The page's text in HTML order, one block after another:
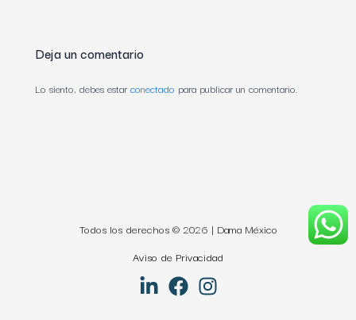
Deja un comentario
Lo siento, debes estarconectado para publicar un comentario.
Todos los derechos © 2026 | Dama México
Aviso de Privacidad